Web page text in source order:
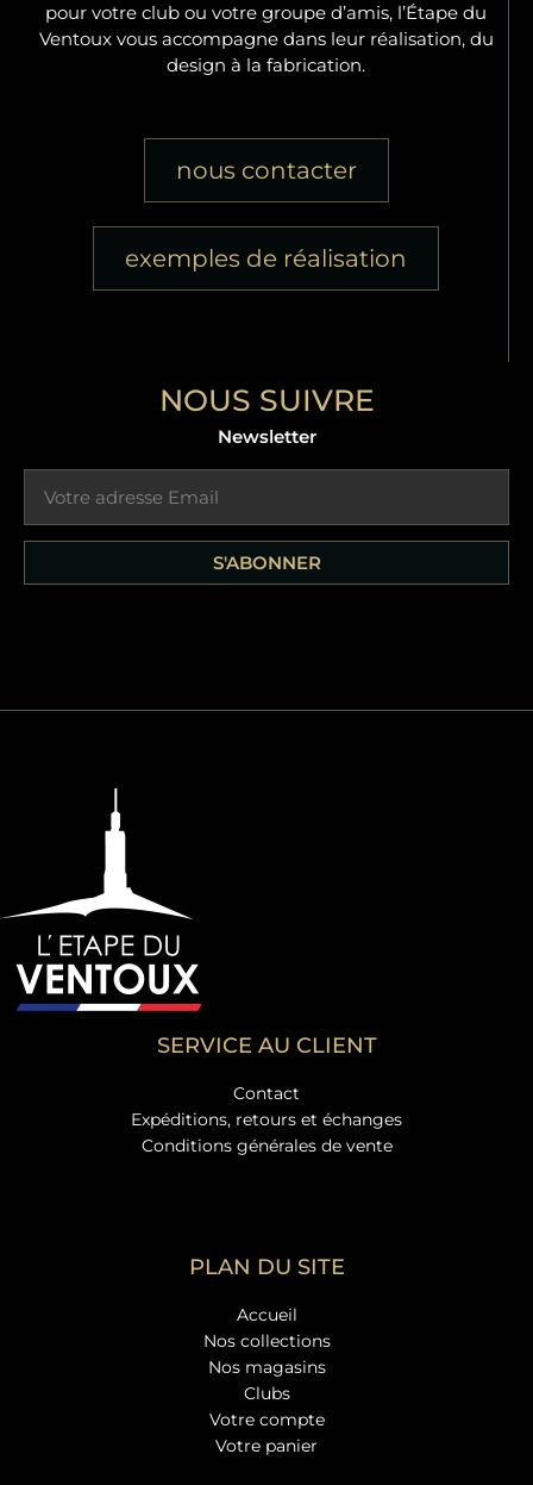
pour votre club ou votre groupe d’amis, l’Étape du
Ventoux vous accompagne dans leur réalisation, du
design à la fabrication.
nous contacter
exemples de réalisation
NOUS SUIVRE
Newsletter
S'ABONNER
SERVICE AU CLIENT
Contact
Expéditions, retours et échanges
Conditions générales de vente
PLAN DU SITE
Accueil
Nos collections
Nos magasins
Clubs
Votre compte
Votre panier